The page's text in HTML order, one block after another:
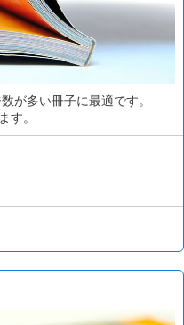
が多い冊子に最適です。
す。